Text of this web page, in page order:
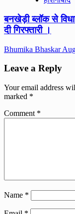
बनखेड़ी ब्लॉक से
दी गिरफ्तारी ।
Bhumika Bhaskar
Leave a Reply
Your email address
marked *
Comment *
Name *